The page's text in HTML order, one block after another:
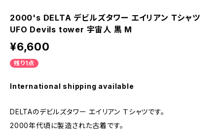
2000's DELTA デビルズタワー エイリアン Ｔシャツ
UFO Devils tower 宇宙人 黒 M
¥6,600
残り1点
International shipping available
DELTAのデビルズタワー エイリアン Ｔシャツです。
2000年代頃に製造された古着です。